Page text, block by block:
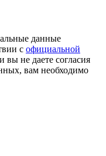
данные
с официальной
вы не даете согласия
вам необходимо